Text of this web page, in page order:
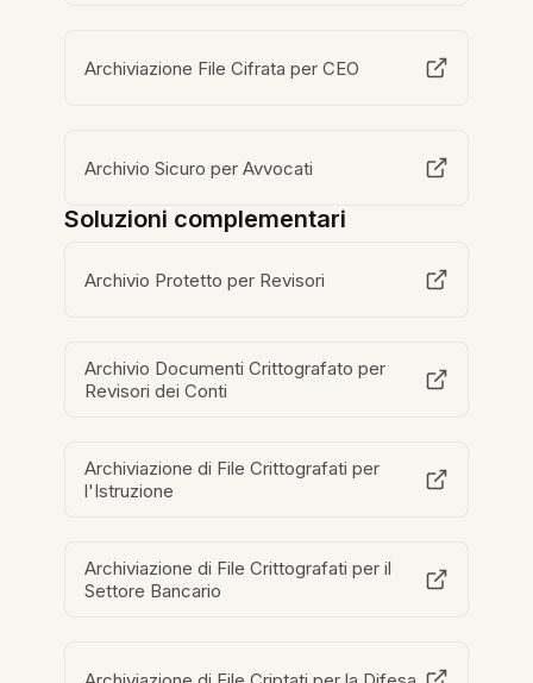
Archiviazione File Cifrata per CEO
Archivio Sicuro per Avvocati
Soluzioni complementari
Archivio Protetto per Revisori
Archivio Documenti Crittografato per
Revisori dei Conti
Archiviazione di File Crittografati per
l'Istruzione
Archiviazione di File Crittografati per il
Settore Bancario